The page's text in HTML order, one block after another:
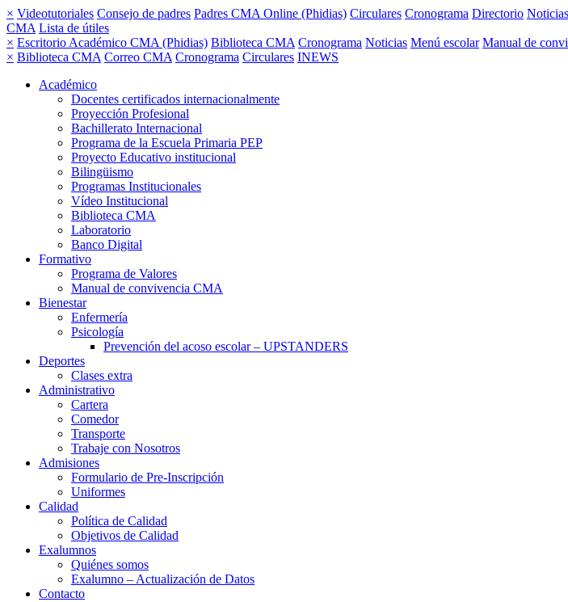
× Videotutoriales Consejo de padres Padres CMA Online (Phidias) Circulares Cronograma Directorio Noticias
CMA Lista de útiles
× Escritorio Académico CMA (Phidias) Biblioteca CMA Cronograma Noticias Menú escolar Manual de
× Biblioteca CMA Correo CMA Cronograma Circulares INEWS
Académico
Docentes certificados internacionalmente
Proyección Profesional
Bachillerato Internacional
Programa de la Escuela Primaria PEP
Proyecto Educativo institucional
Bilingüismo
Programas Institucionales
Vídeo Institucional
Biblioteca CMA
Laboratorio
Banco Digital
Formativo
Programa de Valores
Manual de convivencia CMA
Bienestar
Enfermería
Psicología
Prevención del acoso escolar – UPSTANDERS
Deportes
Clases extra
Administrativo
Cartera
Comedor
Transporte
Trabaje con Nosotros
Admisiones
Formulario de Pre-Inscripción
Uniformes
Calidad
Política de Calidad
Objetivos de Calidad
Exalumnos
Quiénes somos
Exalumno – Actualización de Datos
Contacto